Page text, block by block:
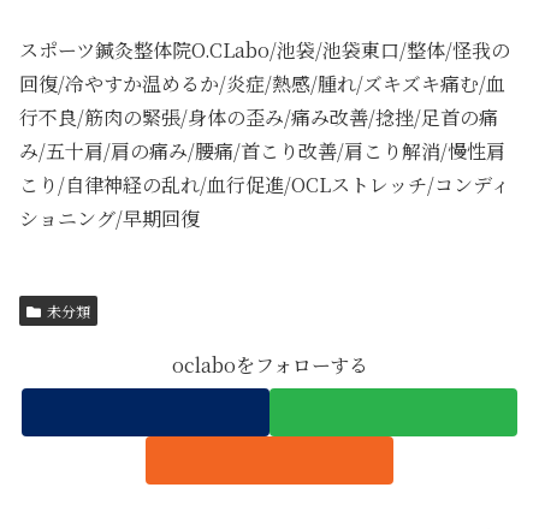
スポーツ鍼灸整体院O.CLabo/池袋/池袋東口/整体/怪我の
回復/冷やすか温めるか/炎症/熱感/腫れ/ズキズキ痛む/血
行不良/筋肉の緊張/身体の歪み/痛み改善/捻挫/足首の痛
み/五十肩/肩の痛み/腰痛/首こり改善/肩こり解消/慢性肩
こり/自律神経の乱れ/血行促進/OCLストレッチ/コンディ
ショニング/早期回復
未分類
oclaboをフォローする